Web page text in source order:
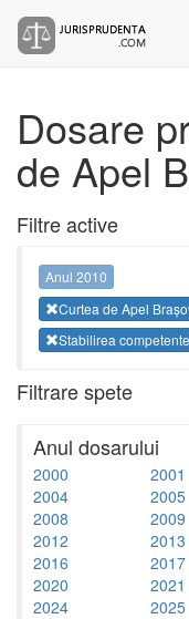
Dosare
de Apel
Filtre active
Anul 2010
Curtea de Apel
Stabilirea
Filtrare spete
Anul dosarului
2000 2001
2004
2005
2008
2009
2012
2013
2016
2017
2020
2021
2024
2025